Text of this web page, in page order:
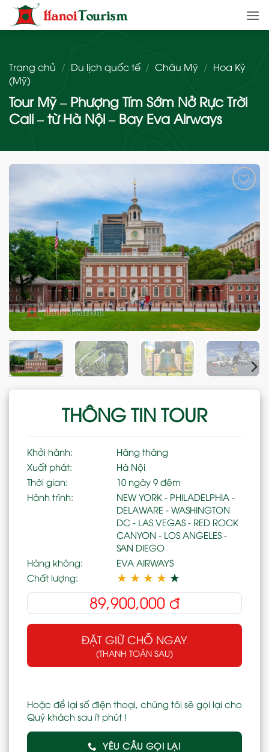
qua
nội
Trang chủ / Du lịch quốc tế / Châu Mỹ / Hoa Kỳ
(Mỹ)
Tour Mỹ – Phượng Tím Sớm Nở Rực Trời
Cali – từ Hà Nội – Bay Eva Airways
wishlist
THÔNG TIN TOUR
Khởi hành:
Hàng tháng
Xuất phát:
Hà Nội
Thời gian:
10 ngày 9 đêm
Hành trình:
NEW YORK - PHILADELPHIA -
DELAWARE - WASHINGTON
DC - LAS VEGAS - RED ROCK
CANYON - LOS ANGELES -
SAN DIEGO
Hàng không:
EVA AIRWAYS
Chất lượng:
★ ★ ★ ★ ★
89,900,000 đ
ĐẶT GIỮ CHỖ NGAY
(THANH TOÁN SAU)
Hoặc để lại số điện thoại, chúng tôi sẽ gọi lại cho
Quý khách sau ít phút !
YÊU CẦU GỌI LẠI